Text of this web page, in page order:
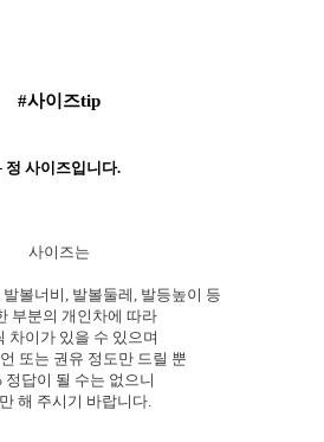
#사이즈tip
정 사이즈입니다.
사이즈는
볼너비, 발볼둘레, 발등높이 등
부분의 개인차에 따라
차이가 있을 수 있으며
또는 권유 정도만 드릴 뿐
정답이 될 수는 없으니
해 주시기 바랍니다.